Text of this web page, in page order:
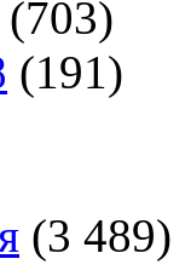
(703)
(191)
(3 489)